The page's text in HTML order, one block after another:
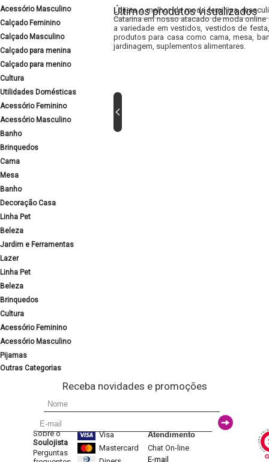
Acessório Masculino
Calçado Feminino
Calçado Masculino
Calçado para menina
Calçado para menino
Cultura
Utilidades Domésticas
Acessório Feminino
Acessório Masculino
Banho
Brinquedos
Cama
Mesa
Banho
Decoração Casa
Linha Pet
Beleza
Jardim e Ferramentas
Lazer
Linha Pet
Beleza
Brinquedos
Cultura
Acessório Feminino
Acessório Masculino
Pijamas
Outras Categorias
Últimos produtos visualizados
Lojista o melhor da moda feminina,
Catarina em nosso atacado de moda
a variedade em vestidos, vestidos de
produtos para casa como cama, mesa,
jardinagem, suplementos alimentares.
Receba novidades e promoções
Sobre o
Soulojista
Perguntas
Visa
Mastercard
Atendimento
Chat On-line
E-mail